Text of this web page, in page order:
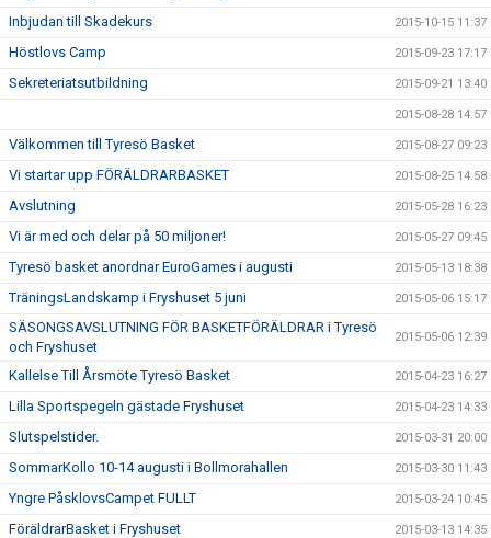
Inbjudan till Skadekurs 2015-10-15 11:37
Höstlovs Camp 2015-09-23 17:17
Sekreteriatsutbildning 2015-09-21 13:40
2015-08-28 14:57
Välkommen till Tyresö Basket 2015-08-27 09:23
Vi startar upp FÖRÄLDRARBASKET 2015-08-25 14:58
Avslutning 2015-05-28 16:23
Vi är med och delar på 50 miljoner! 2015-05-27 09:45
Tyresö basket anordnar EuroGames i augusti 2015-05-13 18:38
TräningsLandskamp i Fryshuset 5 juni 2015-05-06 15:17
SÄSONGSAVSLUTNING FÖR BASKETFÖRÄLDRAR i Tyresö
och Fryshuset
2015-05-06 12:39
Kallelse Till Årsmöte Tyresö Basket 2015-04-23 16:27
Lilla Sportspegeln gästade Fryshuset 2015-04-23 14:33
Slutspelstider. 2015-03-31 20:00
SommarKollo 10-14 augusti i Bollmorahallen 2015-03-30 11:43
Yngre PåsklovsCampet FULLT 2015-03-24 10:45
FöräldrarBasket i Fryshuset 2015-03-13 14:35